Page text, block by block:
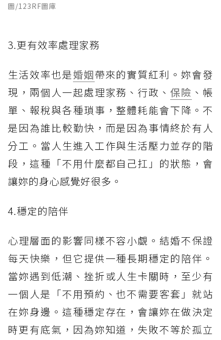
圖/123RF圖庫
3.更有效率處理家務
生活效率也是婚姻帶來的實質紅利。妳會發
現，兩個人一起處理家務、行政、保險 、帳
單、報稅與各種瑣事，整體耗能會下降。不
是因為誰比較勤快，而是因為事情終於有人
分工。當人生進入工作與生活壓力並存的階
段，這種「不用什麼都自己扛」的狀態，會
讓妳的身心感覺好很多。
4.穩定的陪伴
心理層面的影響同樣不容小覷。結婚不保證
每天快樂，但它提供一種長期穩定的陪伴。
當妳遇到低潮、挫折或人生卡關時，至少有
一個人是「不用預約、也不需要客套」就站
在妳身邊。這種穩定存在，會讓妳在做決定
時更有底氣，因為妳知道，失敗不等於孤立